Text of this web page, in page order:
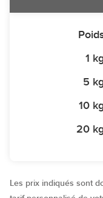
1
5
10
20
Les prix indiqués sont